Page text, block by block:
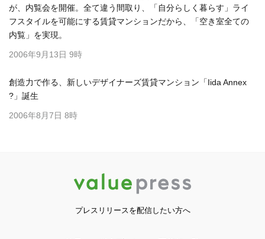
が、内覧会を開催。全て違う間取り、「自分らしく暮らす」ライ
フスタイルを可能にする賃貸マンションだから、「空き室全ての
内覧」を実現。
2006年9月13日 9時
創造力で作る、新しいデザイナーズ賃貸マンション「Iida Annex
?」誕生
2006年8月7日 8時
プレスリリースを配信したい方へ